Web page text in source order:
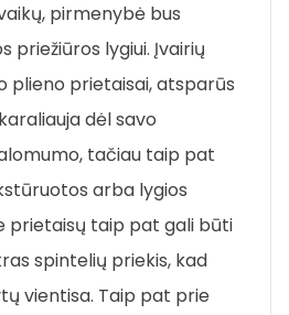
pirmenybė bus
priežiūros lygiui. Įvairių
plieno prietaisai, atsparūs
dėl savo
tačiau taip pat
arba lygios
prietaisų taip pat gali būti
spintelių priekis, kad
vientisa. Taip pat prie